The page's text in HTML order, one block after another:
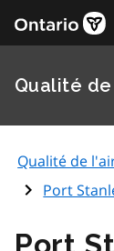
Qualité
Qualité de
Port